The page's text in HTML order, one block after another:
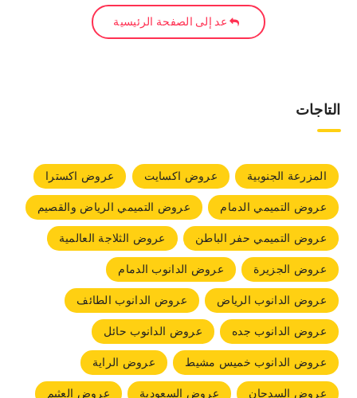
عد إلى الصفحة الرئيسية
التاجات
المزرعة الجنوبية عروض اكسايت
عروض اكسترا
عروض التميمي الدمام
عروض التميمي الرياض والقصيم
عروض التميمي حفر الباطن
عروض الثلاجة العالمية
عروض الجزيرة
عروض الدانوب الدمام
عروض الدانوب الرياض
عروض الدانوب الطائف
عروض الدانوب جده
عروض الدانوب حائل
عروض الدانوب خميس مشيط
عروض الراية
عروض السدحان
عروض السعودية
عروض العثيم